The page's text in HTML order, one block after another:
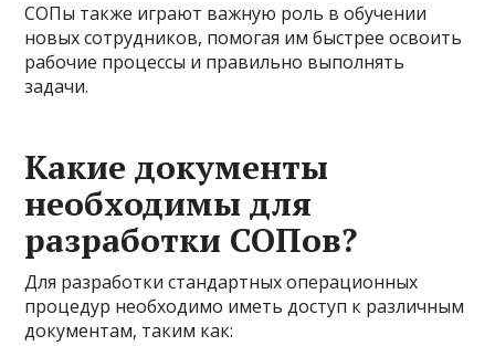
СОПы также играют важную роль в обучении
новых сотрудников, помогая им быстрее освоить
рабочие процессы и правильно выполнять
задачи.
Какие документы
необходимы для
разработки СОПов?
Для разработки стандартных операционных
процедур необходимо иметь доступ к различным
документам, таким как: